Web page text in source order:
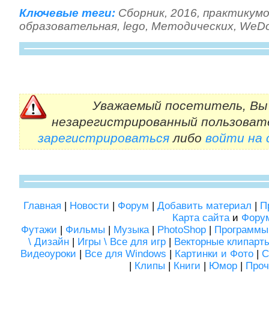
Ключевые теги: Сборник, 2016,
образовательная, lego, Методических,
Уважаемый посетитель, Вы
незарегистрированный
зарегистрироватьсялибо войти на
Главная | Новости | Форум | Добавить материал |
Карта сайтаи
Футажи | Фильмы | Музыка| PhotoShop | Программы
\ Дизайн | Игры \ Все для игр | Векторные
Видеоуроки | Все для Windows | Картинки и Фото|
| Клипы | Книги | Юмор |